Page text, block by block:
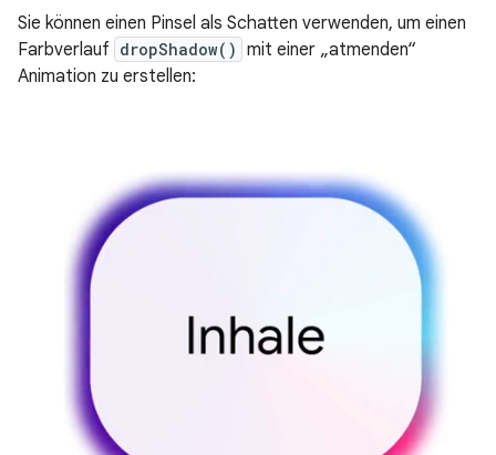
Sie können einen Pinsel als Schatten verwenden, um einen
Farbverlauf dropShadow() mit einer „atmenden“
Animation zu erstellen: